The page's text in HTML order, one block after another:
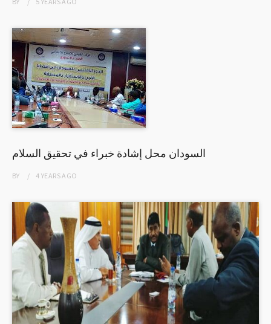
السودان محل إشادة خبراء في تحقيق السلام
BY 4 YEARSAGO